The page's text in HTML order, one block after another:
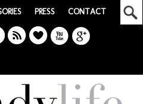
PRESS CONTACT